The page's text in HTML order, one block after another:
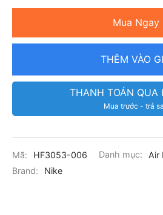
Mua Ngay
THÊM VÀO
THANH TOÁN QUA
Mua trước - trả
Mã: HF3053-006 Danh mục:
Air
Brand:
Nike